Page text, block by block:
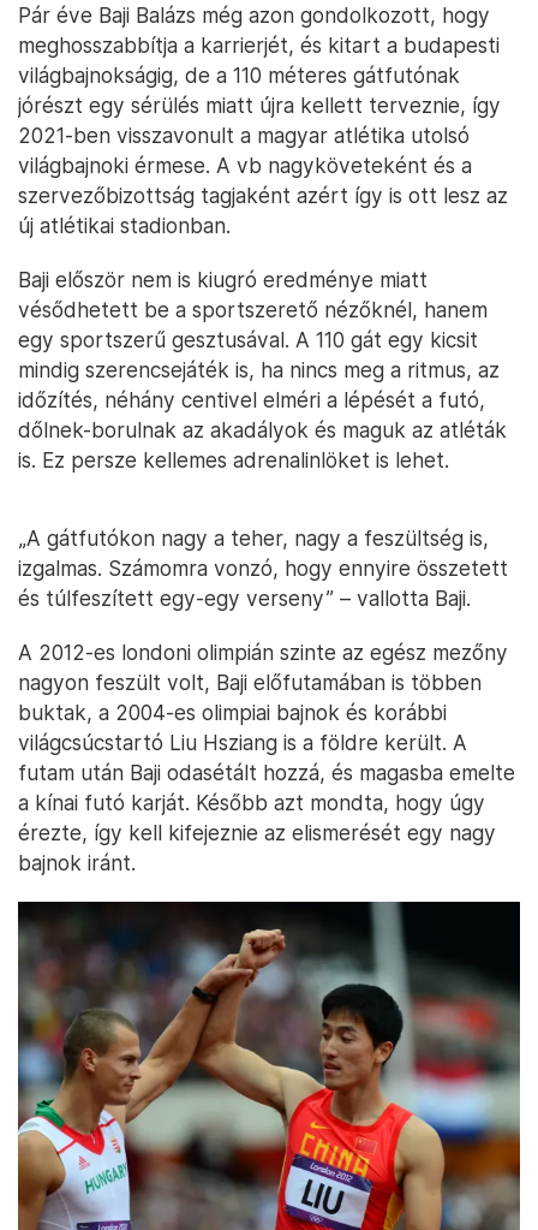
Pár éve Baji Balázs még azon gondolkozott, hogy
meghosszabbítja a karrierjét, és kitart a budapesti
világbajnokságig, de a 110 méteres gátfutónak
jórészt egy sérülés miatt újra kellett terveznie, így
2021-ben visszavonult a magyar atlétika utolsó
világbajnoki érmese. A vb nagyköveteként és a
szervezőbizottság tagjaként azért így is ott lesz az
új atlétikai stadionban.
Baji először nem is kiugró eredménye miatt
vésődhetett be a sportszerető nézőknél, hanem
egy sportszerű gesztusával. A 110 gát egy kicsit
mindig szerencsejáték is, ha nincs meg a ritmus, az
időzítés, néhány centivel elméri a lépését a futó,
dőlnek-borulnak az akadályok és maguk az atléták
is. Ez persze kellemes adrenalinlöket is lehet.
„A gátfutókon nagy a teher, nagy a feszültség is,
izgalmas. Számomra vonzó, hogy ennyire összetett
és túlfeszített egy-egy verseny” – vallotta Baji.
A 2012-es londoni olimpián szinte az egész mezőny
nagyon feszült volt, Baji előfutamában is többen
buktak, a 2004-es olimpiai bajnok és korábbi
világcsúcstartó Liu Hsziang is a földre került. A
futam után Baji odasétált hozzá, és magasba emelte
a kínai futó karját. Később azt mondta, hogy úgy
érezte, így kell kifejeznie az elismerését egy nagy
bajnok iránt.